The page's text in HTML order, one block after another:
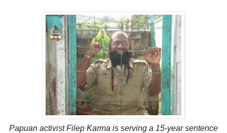
Papuan activist Filep Karma is serving a 15-year sentence